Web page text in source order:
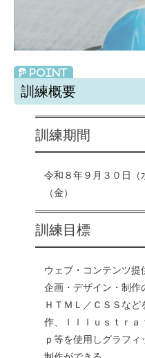
訓練概要
訓練期間
令和８年９月３０日（
（金）
訓練目標
ウェブ・コンテンツ
企画・デザイン・制作
ＨＴＭＬ／ＣＳＳなど
作、Ｉｌｌｕｓｔｒａ
ｐ等を使用しグラフ